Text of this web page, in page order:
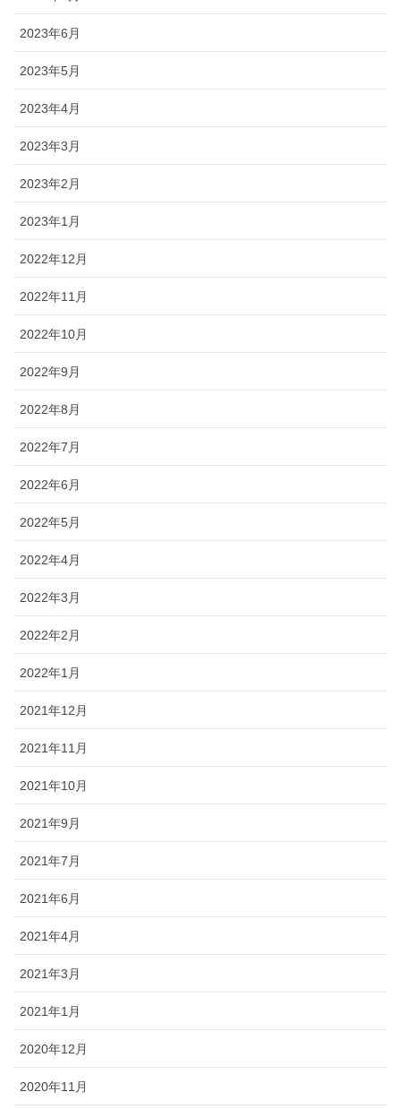
2023年6月
2023年5月
2023年4月
2023年3月
2023年2月
2023年1月
2022年12月
2022年11月
2022年10月
2022年9月
2022年8月
2022年7月
2022年6月
2022年5月
2022年4月
2022年3月
2022年2月
2022年1月
2021年12月
2021年11月
2021年10月
2021年9月
2021年7月
2021年6月
2021年4月
2021年3月
2021年1月
2020年12月
2020年11月